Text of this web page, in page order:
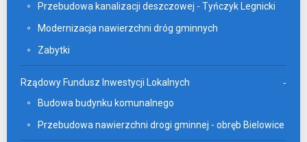
Przebudowa kanalizacji deszczowej - Tyńczyk Legnicki
Modernizacja nawierzchni dróg gminnych
Zabytki
Rządowy Fundusz Inwestycji Lokalnych
Budowa budynku komunalnego
Przebudowa nawierzchni drogi gminnej - obręb Bielowice